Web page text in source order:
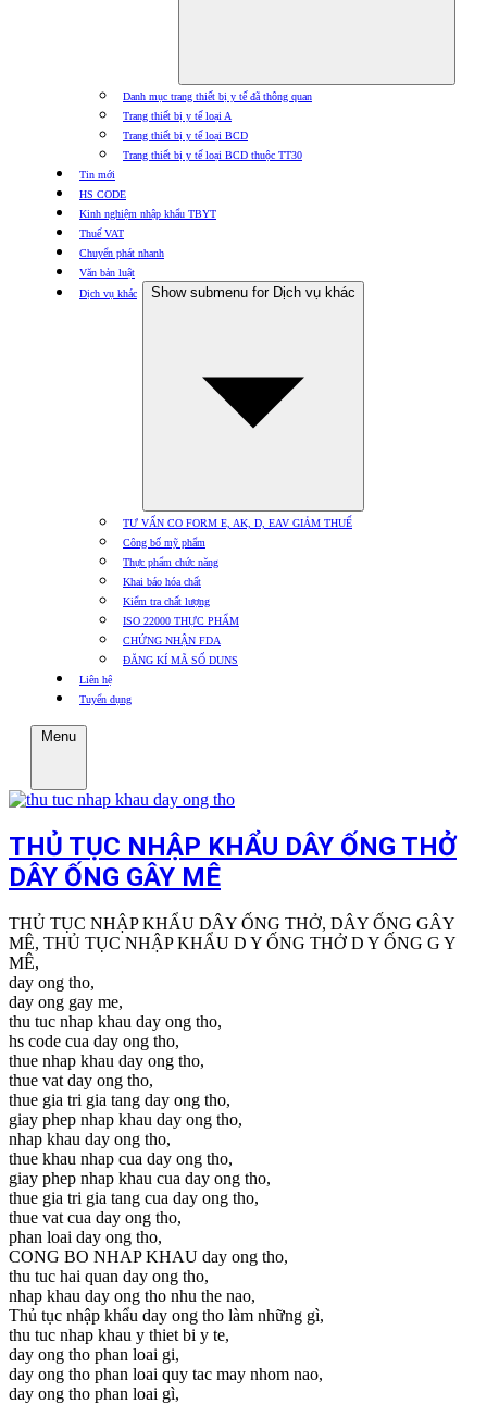
Danh mục trang thiết bị y tế đã thông quan
Trang thiết bị y tế loại A
Trang thiết bị y tế loại BCD
Trang thiết bị y tế loại BCD thuộc TT30
Tin mới
HS CODE
Kinh nghiệm nhập khẩu TBYT
Thuế VAT
Chuyển phát nhanh
Văn bản luật
Dịch vụ khác
Show submenu for Dịch vụ khác
TƯ VẤN CO FORM E, AK, D, EAV GIẢM THUẾ
Công bố mỹ phẩm
Thực phẩm chức năng
Khai báo hóa chất
Kiểm tra chất lượng
ISO 22000 THỰC PHẨM
CHỨNG NHẬN FDA
ĐĂNG KÍ MÃ SỐ DUNS
Liên hệ
Tuyển dụng
Menu
THỦ TỤC NHẬP KHẨU DÂY ỐNG THỞ
DÂY ỐNG GÂY MÊ
THỦ TỤC NHẬP KHẨU DÂY ỐNG THỞ, DÂY ỐNG GÂY
MÊ, THỦ TỤC NHẬP KHẨU D Y ỐNG THỞ D Y ỐNG G Y
MÊ,
day ong tho,
day ong gay me,
thu tuc nhap khau day ong tho,
hs code cua day ong tho,
thue nhap khau day ong tho,
thue vat day ong tho,
thue gia tri gia tang day ong tho,
giay phep nhap khau day ong tho,
nhap khau day ong tho,
thue khau nhap cua day ong tho,
giay phep nhap khau cua day ong tho,
thue gia tri gia tang cua day ong tho,
thue vat cua day ong tho,
phan loai day ong tho,
CONG BO NHAP KHAU day ong tho,
thu tuc hai quan day ong tho,
nhap khau day ong tho nhu the nao,
Thủ tục nhập khẩu day ong tho làm những gì,
thu tuc nhap khau y thiet bi y te,
day ong tho phan loai gi,
day ong tho phan loai quy tac may nhom nao,
day ong tho phan loai gì,